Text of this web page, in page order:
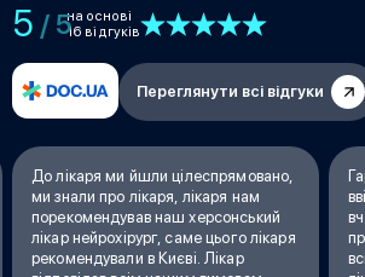
5 / 5на основі
16 відгуків
Переглянути всі відгуки
До лікаря ми йшли цілеспрямовано,
ми знали про лікаря, лікаря нам
порекомендував наш херсонський
лікар нейрохірург, саме цього лікаря
рекомендували в Києві. Лікар